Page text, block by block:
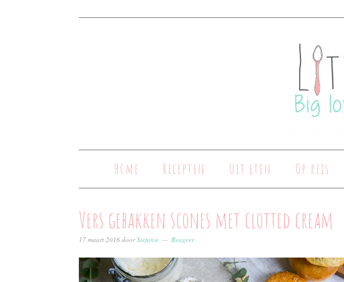
Home Recepten Uit eten Op reis
Vers gebakken scones met clotted cream
17 maart 2016 doorStefanie Reageer